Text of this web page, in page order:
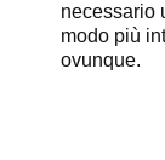
necessario
modo più
ovunque.